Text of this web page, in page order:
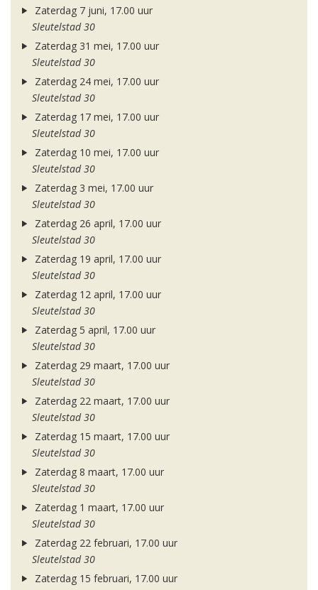
Zaterdag 7 juni, 17.00 uur
Sleutelstad 30
Zaterdag 31 mei, 17.00 uur
Sleutelstad 30
Zaterdag 24 mei, 17.00 uur
Sleutelstad 30
Zaterdag 17 mei, 17.00 uur
Sleutelstad 30
Zaterdag 10 mei, 17.00 uur
Sleutelstad 30
Zaterdag 3 mei, 17.00 uur
Sleutelstad 30
Zaterdag 26 april, 17.00 uur
Sleutelstad 30
Zaterdag 19 april, 17.00 uur
Sleutelstad 30
Zaterdag 12 april, 17.00 uur
Sleutelstad 30
Zaterdag 5 april, 17.00 uur
Sleutelstad 30
Zaterdag 29 maart, 17.00 uur
Sleutelstad 30
Zaterdag 22 maart, 17.00 uur
Sleutelstad 30
Zaterdag 15 maart, 17.00 uur
Sleutelstad 30
Zaterdag 8 maart, 17.00 uur
Sleutelstad 30
Zaterdag 1 maart, 17.00 uur
Sleutelstad 30
Zaterdag 22 februari, 17.00 uur
Sleutelstad 30
Zaterdag 15 februari, 17.00 uur